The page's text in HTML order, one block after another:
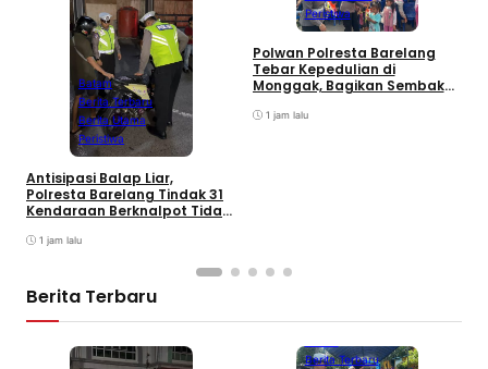
Batam
Berita Terbaru
Berita Utama
Peristiwa
Antisipasi Balap Liar,
Polresta Barelang Tindak 31
Kendaraan Berknalpot Tidak
1 jam lalu
Peristiwa
Polwan Polresta Barelang
Tebar Kepedulian di
Monggak, Bagikan Sembako
1 jam lalu
Berita Terbaru
Berita Terbaru